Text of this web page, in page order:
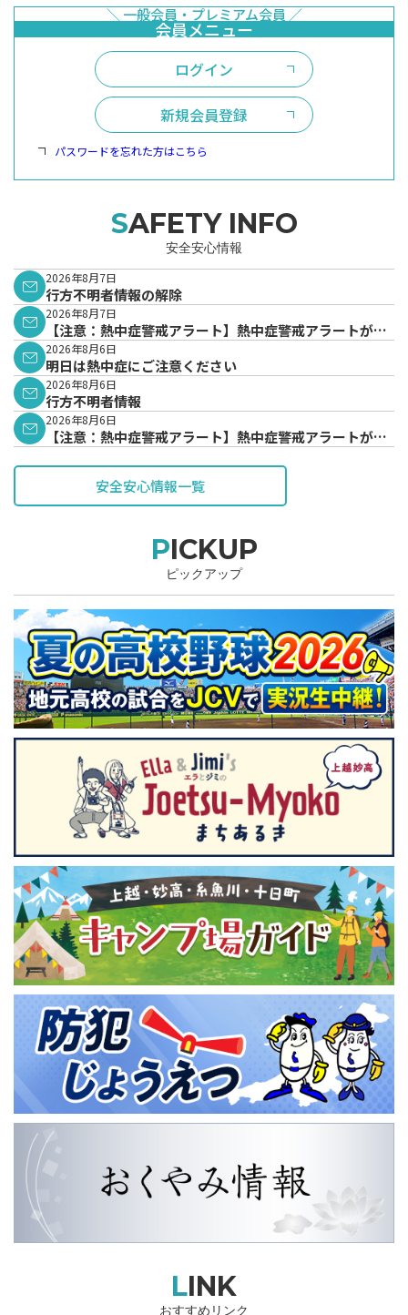
ログイン
新規会員登録
パスワードを忘れた方はこちら
SAFETY INFO
安全安心情報
2026年8月7日
行方不明者情報の解除
2026年8月7日
【注意：熱中症警戒アラート】熱中症警戒アラートが発
表されています。
2026年8月6日
明日は熱中症にご注意ください
2026年8月6日
行方不明者情報
2026年8月6日
【注意：熱中症警戒アラート】熱中症警戒アラートが発
安全安心情報一覧
PICKUP
ピックアップ
LINK
おすすめリンク